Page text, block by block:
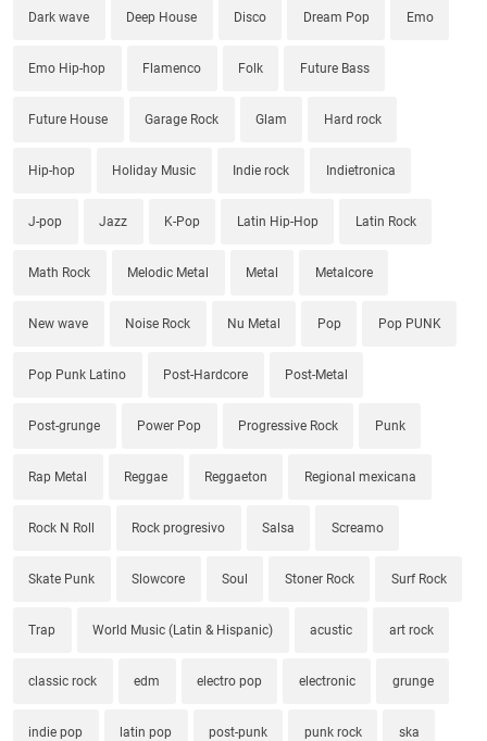
Dark wave Deep House Disco Dream Pop Emo
Emo Hip-hop Flamenco Folk Future Bass
Future House Garage Rock Glam Hard rock
Hip-hop Holiday Music Indie rock Indietronica
J-pop Jazz K-Pop Latin Hip-Hop Latin Rock
Math Rock Melodic Metal Metal Metalcore
New wave Noise Rock Nu Metal Pop Pop PUNK
Pop Punk Latino Post-Hardcore Post-Metal
Post-grunge Power Pop Progressive Rock Punk
Rap Metal Reggae Reggaeton Regional mexicana
Rock N Roll Rock progresivo Salsa Screamo
Skate Punk Slowcore Soul Stoner Rock Surf Rock
Trap World Music (Latin & Hispanic) acustic art rock
classic rock edm electro pop electronic grunge
indie pop latin pop post-punk punk rock ska